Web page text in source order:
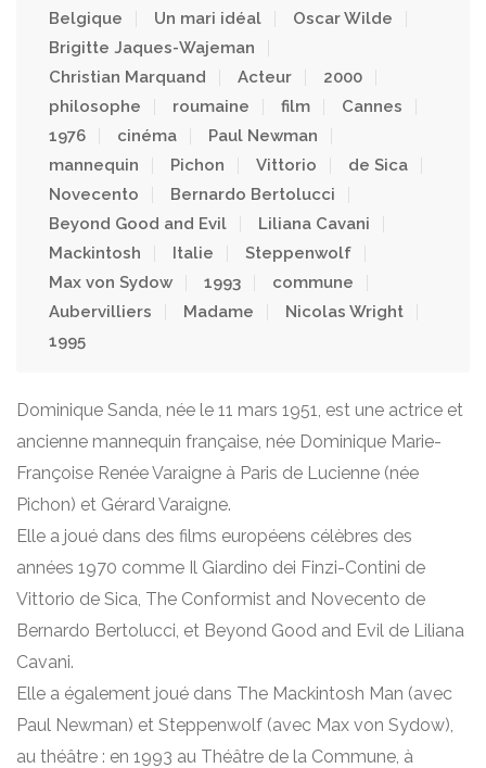
Belgique
Un mari idéal
Oscar Wilde
Brigitte Jaques-Wajeman
Christian Marquand
Acteur
2000
philosophe
roumaine film
Cannes
1976
cinéma
Paul Newman
mannequin
Pichon Vittorio
de Sica
Novecento
Bernardo Bertolucci
Beyond Good and Evil
Liliana Cavani
Mackintosh
Italie
Steppenwolf
Max von Sydow
1993
commune
Aubervilliers
Madame
Nicolas Wright
1995
Dominique Sanda, née le 11 mars 1951, est une actrice et
ancienne mannequin française, née Dominique Marie-
Françoise Renée Varaigne à Paris de Lucienne (née
Pichon) et Gérard Varaigne.
Elle a joué dans des films européens célèbres des
années 1970 comme Il Giardino dei Finzi-Contini de
Vittorio de Sica, The Conformist and Novecento de
Bernardo Bertolucci, et Beyond Good and Evil de Liliana
Cavani.
Elle a également joué dans The Mackintosh Man (avec
Paul Newman) et Steppenwolf (avec Max von Sydow),
au théâtre : en 1993 au Théâtre de la Commune, à